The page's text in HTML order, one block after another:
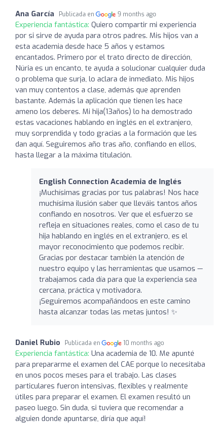
Ana García Publicada en 9 months ago
Experiencia fantástica: Quiero compartir mi experiencia
por si sirve de ayuda para otros padres. Mis hijos van a
esta academia desde hace 5 años y estamos
encantados. Primero por el trato directo de dirección,
Núria es un encanto, te ayuda a solucionar cualquier duda
o problema que surja, lo aclara de inmediato. Mis hijos
van muy contentos a clase, además que aprenden
bastante. Además la aplicación que tienen les hace
ameno los deberes. Mi hija(13años) lo ha demostrado
estas vacaciones hablando en inglés en el extranjero,
muy sorprendida y todo gracias a la formación que les
dan aquí. Seguiremos año tras año, confiando en ellos,
hasta llegar a la máxima titulación.
English Connection Academia de Inglés
¡Muchísimas gracias por tus palabras! Nos hace
muchísima ilusión saber que lleváis tantos años
confiando en nosotros. Ver que el esfuerzo se
refleja en situaciones reales, como el caso de tu
hija hablando en inglés en el extranjero, es el
mayor reconocimiento que podemos recibir.
Gracias por destacar también la atención de
nuestro equipo y las herramientas que usamos —
trabajamos cada día para que la experiencia sea
cercana, práctica y motivadora.
¡Seguiremos acompañándoos en este camino
hasta alcanzar todas las metas juntos! ✨
Daniel Rubio Publicada en 10 months ago
Experiencia fantástica: Una academia de 10. Me apunté
para prepararme el examen del CAE porque lo necesitaba
en unos pocos meses para el trabajo. Las clases
particulares fueron intensivas, flexibles y realmente
útiles para preparar el examen. El examen resultó un
paseo luego. Sin duda, si tuviera que recomendar a
alguien donde apuntarse, diría que aquí!